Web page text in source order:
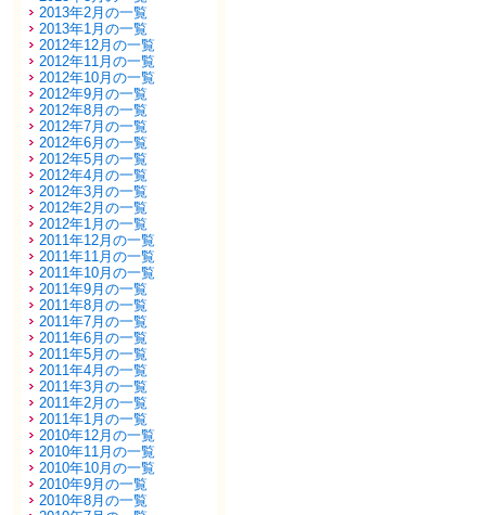
2013年2月の一覧
2013年1月の一覧
2012年12月の一覧
2012年11月の一覧
2012年10月の一覧
2012年9月の一覧
2012年8月の一覧
2012年7月の一覧
2012年6月の一覧
2012年5月の一覧
2012年4月の一覧
2012年3月の一覧
2012年2月の一覧
2012年1月の一覧
2011年12月の一覧
2011年11月の一覧
2011年10月の一覧
2011年9月の一覧
2011年8月の一覧
2011年7月の一覧
2011年6月の一覧
2011年5月の一覧
2011年4月の一覧
2011年3月の一覧
2011年2月の一覧
2011年1月の一覧
2010年12月の一覧
2010年11月の一覧
2010年10月の一覧
2010年9月の一覧
2010年8月の一覧